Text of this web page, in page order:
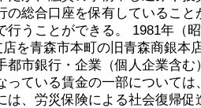
の総合口座を保有しているこ
行うことができる。 1981年（
を青森市本町の旧青森商銀本
都市銀行・企業（個人企業含
っている賃金の一部について
は、労災保険による社会復帰